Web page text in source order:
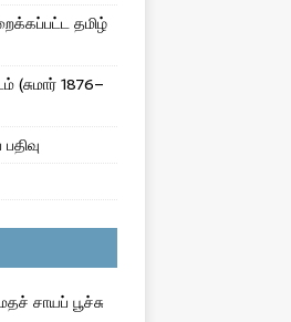
தமிழ்
(சுமார் 1876–
சாயப் பூச்சு